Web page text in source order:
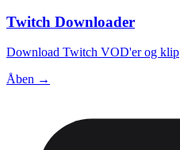
Twitch Downloader
Download Twitch VOD'er og klip
Åben →